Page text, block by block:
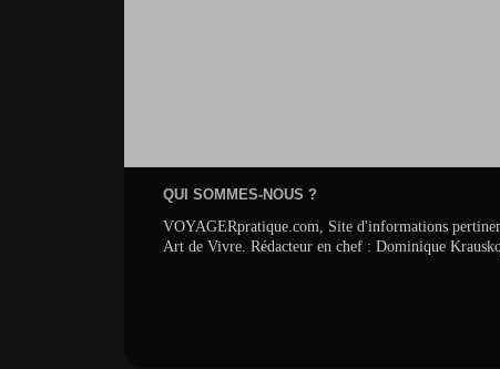
QUI SOMMES-NOUS ?
VOYAGERpratique.com, Site d'informations
Art de Vivre. Rédacteur en chef : Dominique